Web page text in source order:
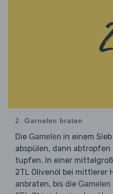
2. Garnelen braten
Die Garnelen in einem
abspülen, dann
tupfen. In einer
2TL Olivenöl bei mittlerer
anbraten, bis die Garnelen